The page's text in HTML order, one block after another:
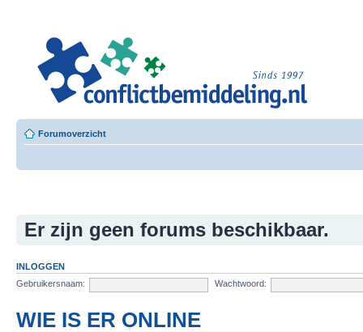
Forumoverzicht
Er zijn geen forums beschikbaar.
INLOGGEN
Gebruikersnaam:
Wachtwoord:
WIE IS ER ONLINE